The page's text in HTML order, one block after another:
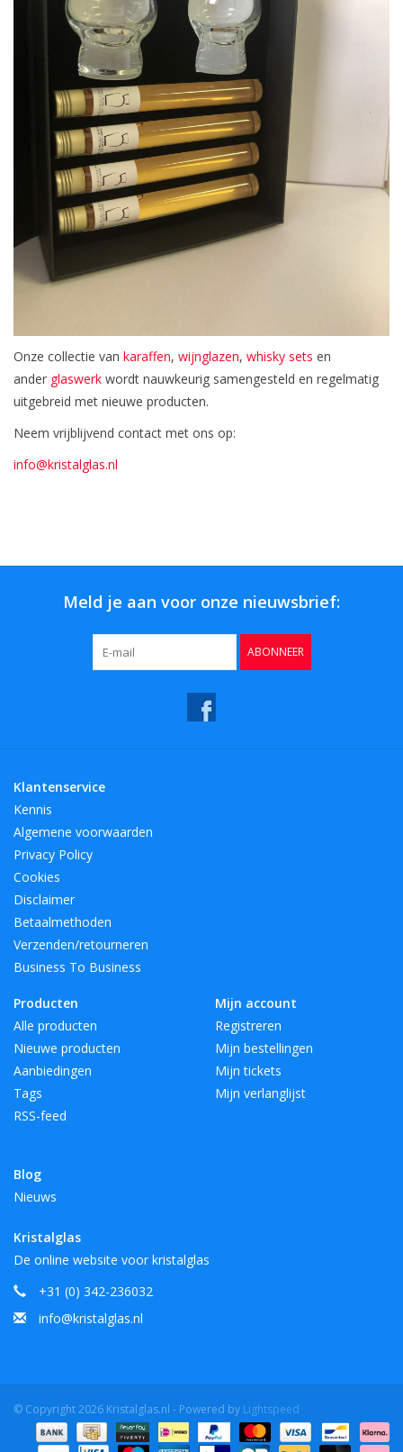
Onze collectie van karaffen, wijnglazen, whisky sets en
ander glaswerk wordt nauwkeurig samengesteld en regelmatig
uitgebreid met nieuwe producten.
Neem vrijblijvend contact met ons op:
info@kristalglas.nl
Meld je aan voor onze nieuwsbrief:
ABONNEER
Klantenservice
Kennis
Algemene voorwaarden
Privacy Policy
Cookies
Disclaimer
Betaalmethoden
Verzenden/retourneren
Business To Business
Producten
Alle producten
Nieuwe producten
Aanbiedingen
Tags
RSS-feed
Blog
Nieuws
Mijn account
Registreren
Mijn bestellingen
Mijn tickets
Mijn verlanglijst
Kristalglas
De online website voor kristalglas
+31 (0) 342-236032
info@kristalglas.nl
© Copyright 2026 Kristalglas.nl - Powered by Lightspeed